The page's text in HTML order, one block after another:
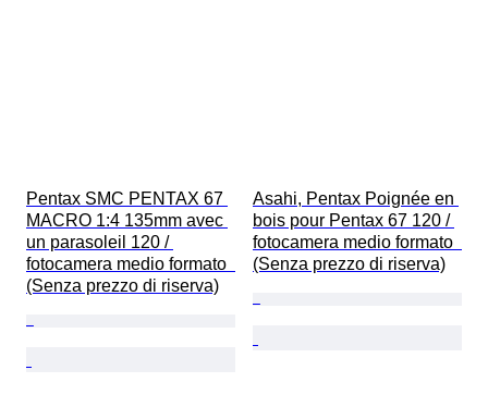
Pentax SMC PENTAX 67
MACRO 1:4 135mm avec
un parasoleil 120 /
fotocamera medio formato
(Senza prezzo di riserva)
Asahi, Pentax Poignée en
bois pour Pentax 67 120 /
fotocamera medio formato
(Senza prezzo di riserva)